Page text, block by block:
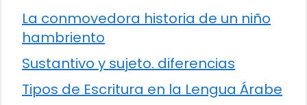
La conmovedora historia de un niño
hambriento
Sustantivo y sujeto. diferencias
Tipos de Escritura en la Lengua Árabe